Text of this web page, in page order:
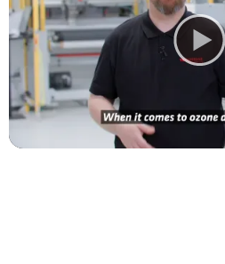
环保
PVC
绿色成型方案
PP
表面处理